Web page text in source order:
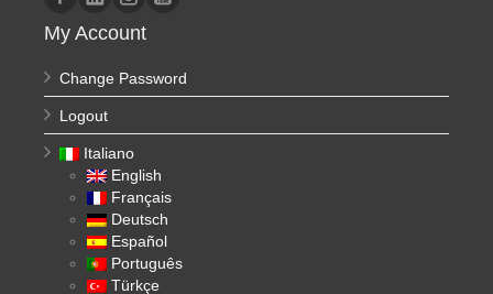
My Account
Change Password
Logout
Italiano
English
Français
Deutsch
Español
Português
Türkçe